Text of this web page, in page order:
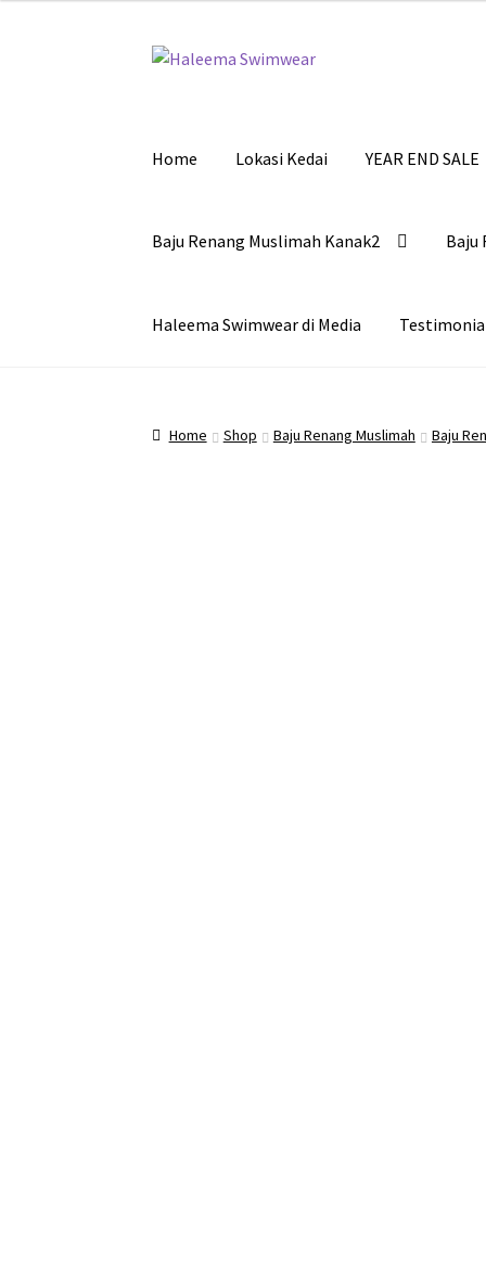
Skip
Skip
Home Lokasi Kedai YEAR END SALE
Baju Renang Muslimah Kanak2 Baju
Haleema Swimwear di Media
Home Shop Baju Renang Muslimah Baju